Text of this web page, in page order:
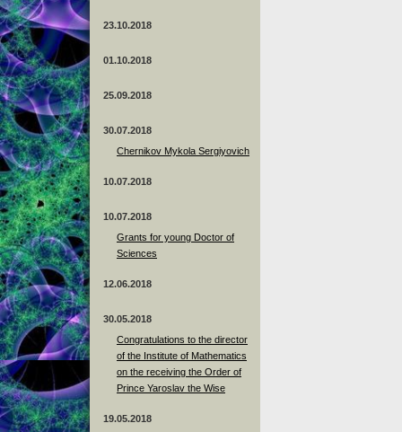
23.10.2018
01.10.2018
25.09.2018
30.07.2018
Chernikov Mykola Sergiyovich
10.07.2018
10.07.2018
Grants for young Doctor of
Sciences
12.06.2018
30.05.2018
Congratulations to the director
of the Institute of Mathematics
on the receiving the Order of
Prince Yaroslav the Wise
19.05.2018